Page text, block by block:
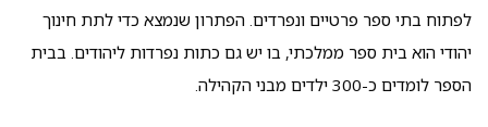
לפתוח בתי ספר פרטיים ונפרדים. הפתרון שנמצא כדי לתת חינוך
יהודי הוא בית ספר ממלכתי, בו יש גם כתות נפרדות ליהודים. בבית
הספר לומדים כ-300 ילדים מבני הקהילה.